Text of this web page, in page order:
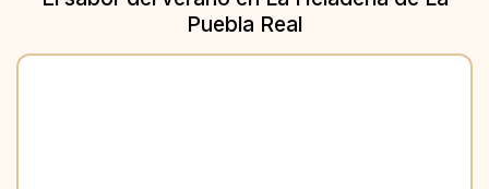
Puebla Real